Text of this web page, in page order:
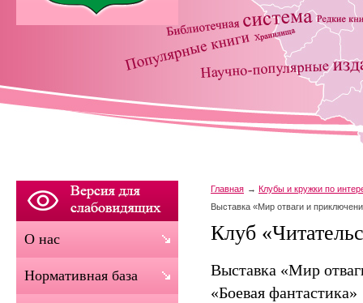
Главная
Клубы и кружки по
Выставка «Мир отваги и
Клуб
Выставка «Мир
«Боевая фантастика»
О нас
Нормативная база